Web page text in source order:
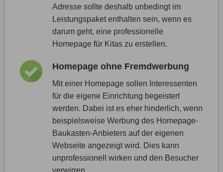
Adresse sollte deshalb unbedingt im
Leistungspaket enthalten sein, wenn es
darum geht, eine professionelle
Homepage für Kitas zu erstellen.
Homepage ohne Fremdwerbung
Mit einer Homepage sollen Interessenten
für die eigene Einrichtung begeistert
werden. Dabei ist es eher hinderlich, wenn
beispielsweise Werbung des Homepage-
Baukasten-Anbieters auf der eigenen
Webseite angezeigt wird. Dies kann
unprofessionell wirken und den Besucher